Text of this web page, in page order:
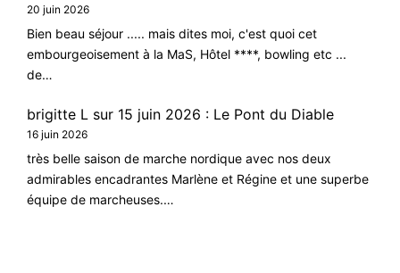
20 juin 2026
Bien beau séjour ..... mais dites moi, c'est quoi cet
embourgeoisement à la MaS, Hôtel ****, bowling etc ...
de…
brigitte L sur 15 juin 2026 : Le Pont du Diable
16 juin 2026
très belle saison de marche nordique avec nos deux
admirables encadrantes Marlène et Régine et une superbe
équipe de marcheuses.…